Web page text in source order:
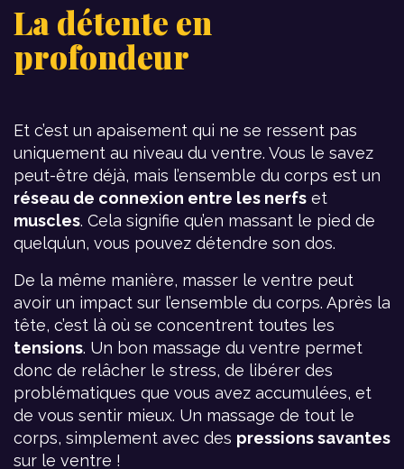
La détente en
profondeur
Et c’est un apaisement qui ne se ressent pas
uniquement au niveau du ventre. Vous le savez
peut-être déjà, mais l’ensemble du corps est un
réseau de connexion entre les nerfs et
muscles. Cela signifie qu’en massant le pied de
quelqu’un, vous pouvez détendre son dos.
De la même manière, masser le ventre peut
avoir un impact sur l’ensemble du corps. Après la
tête, c’est là où se concentrent toutes les
tensions. Un bon massage du ventre permet
donc de relâcher le stress, de libérer des
problématiques que vous avez accumulées, et
de vous sentir mieux. Un massage de tout le
corps, simplement avec des pressions savantes
sur le ventre !